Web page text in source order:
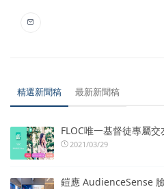
精選新聞稿 最新新聞稿
FLOC唯一基督徒專屬
2021/03/29
鎧應 AudienceSense